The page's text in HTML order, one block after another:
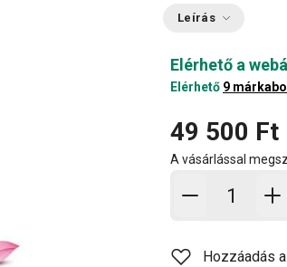
Leírás
Elérhető a
Elérhető 9
49 500 Ft
A vásárlással
Kosárba -
Hozzáadás